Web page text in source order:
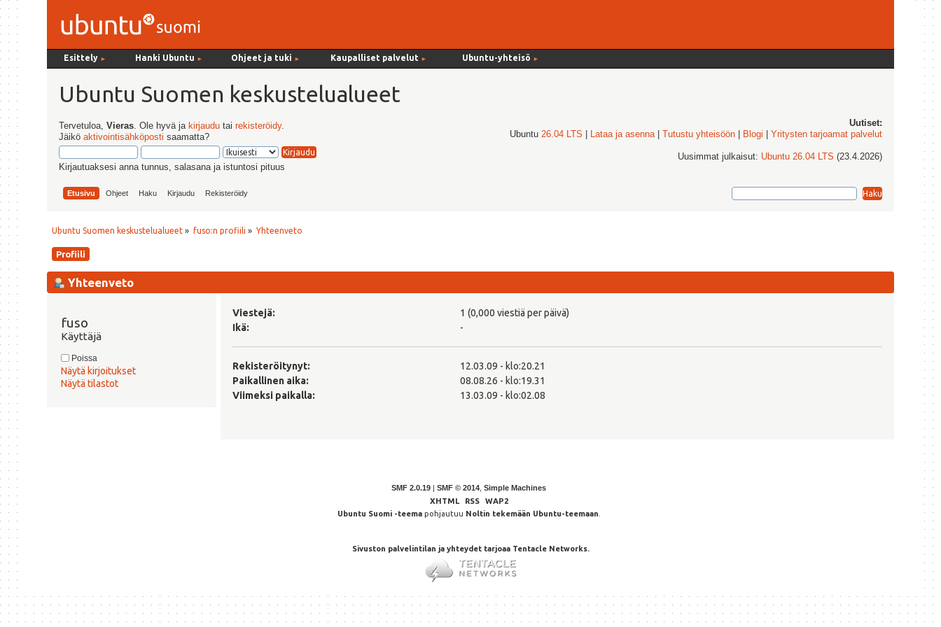
Esittely ► Hanki Ubuntu ► Ohjeet ja tuki ► Kaupalliset palvelut ► Ubuntu-yhteisö ►
Ubuntu Suomen keskustelualueet
Tervetuloa, Vieras. Ole hyvä ja kirjaudutai rekisteröidy.
Jäikö aktivointisähköposti saamatta?
Kirjautuaksesi anna tunnus, salasana ja istuntosi pituus
Uutiset:
Ubuntu26.04 LTS Lataa ja asenna|Tutustu yhteisöön Blogi |Yritysten tarjoamat palvelut
Uusimmat julkaisut: Ubuntu 26.04 LTS (23.4.2026)
Etusivu Ohjeet Haku Kirjaudu Rekisteröidy
Ubuntu Suomen keskustelualueet » fuso:n profiili » Yhteenveto
Profiili
Yhteenveto
fuso
Käyttäjä
Poissa
Näytä kirjoitukset
Näytä tilastot
Viestejä:
1 (0,000 viestiä per päivä)
Ikä:
-
Rekisteröitynyt:
12.03.09 - klo:20.21
Paikallinen aika:
08.08.26 - klo:19.31
Viimeksi paikalla:
13.03.09 - klo:02.08
SMF 2.0.19 | SMF © 2014 Simple Machines
XHTML
RSS
WAP2
Ubuntu Suomi -teemapohjautuu Noltin tekemään Ubuntu-teemaan
Sivuston palvelintilan ja yhteydet tarjoaa Tentacle Networks.